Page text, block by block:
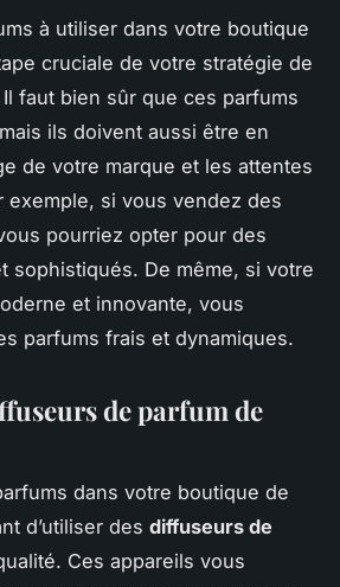
à utiliser dans votre boutique
cruciale de votre stratégie de
faut bien sûr que ces parfums
ils doivent aussi être en
de votre marque et les attentes
exemple, si vous vendez des
pourriez opter pour des
sophistiqués. De même, si votre
et innovante, vous
parfums frais et dynamiques.
de parfum de
dans votre boutique de
d’utiliser des diffuseurs de
Ces appareils vous